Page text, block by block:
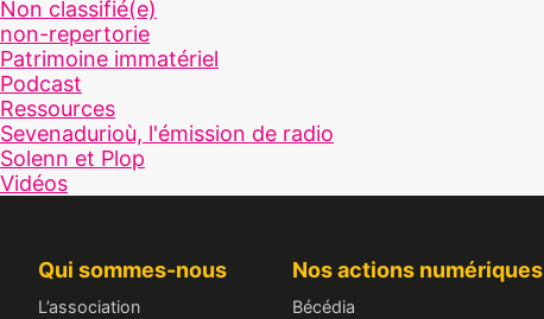
Non classifié(e)
non-repertorie
Patrimoine immatériel
Podcast
Ressources
Sevenadurioù, l'émission de radio
Solenn et Plop
Vidéos
Qui sommes-nous
L’association
Nos actions numériques
Bécédia